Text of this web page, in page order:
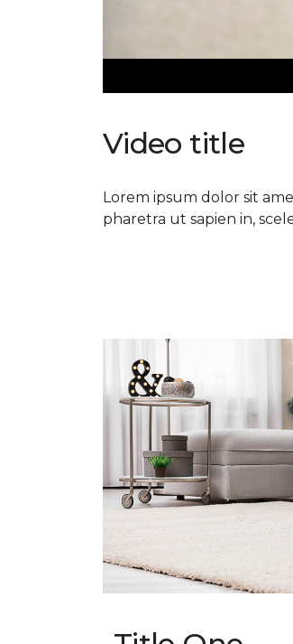
Video title
Lorem ipsum dolor sit
pharetra ut sapien in,